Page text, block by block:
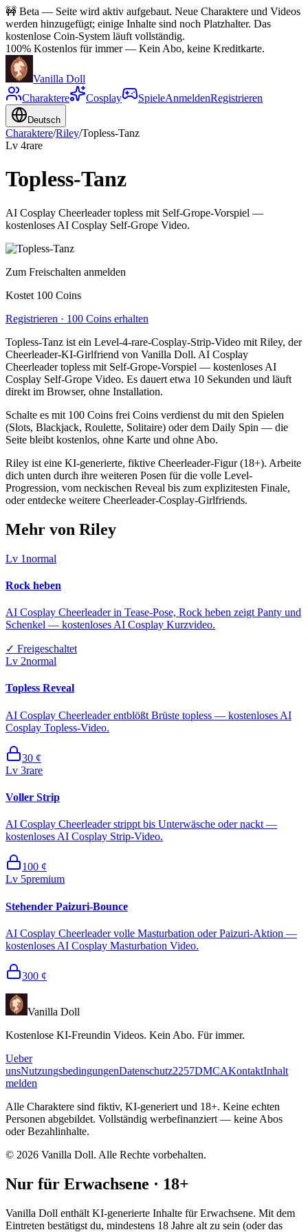
🚧 Beta — Seite wird aktiv aufgebaut. Neue Charaktere und Videos
werden hinzugefügt; einige Inhalte sind noch Platzhalter. Das
kostenlose Coin-System läuft vollständig.
100% Kostenlos für immer— Kein Abo, keine Kreditkarte.
Vanilla Doll
Charaktere
Cosplay SpieleAnmeldenRegistrieren
Deutsch
Charaktere/Riley/Topless-Tanz
Lv 4rare
Topless-Tanz
AI Cosplay Cheerleader topless mit Self-Grope-Vorspiel —
kostenloses AI Cosplay Self-Grope Video.
Zum Freischalten anmelden
Kostet 100 Coins
Registrieren · 100 Coins erhalten
Topless-Tanz ist ein Level-4-rare-Cosplay-Strip-Video mit Riley, der
Cheerleader-KI-Girlfriend von Vanilla Doll. AI Cosplay
Cheerleader topless mit Self-Grope-Vorspiel — kostenloses AI
Cosplay Self-Grope Video. Es dauert etwa 10 Sekunden und läuft
direkt im Browser, ohne Installation.
Schalte es mit 100 Coins frei Coins verdienst du mit den Spielen
(Slots, Blackjack, Roulette, Solitaire) oder dem Daily Spin — die
Seite bleibt kostenlos, ohne Karte und ohne Abo.
Riley ist eine KI-generierte, fiktive Cheerleader-Figur (18+). Arbeite
dich unten durch ihre weiteren Posen für die volle Level-
Progression, vom neckischen Reveal bis zum explizitesten Finale,
oder entdecke weitere Cheerleader-Cosplay-Girlfriends.
Mehr von Riley
Lv 1normal
Rock heben
AI Cosplay Cheerleader in Tease-Pose, Rock heben zeigt Panty und
Schenkel — kostenloses AI Cosplay Kurzvideo.
✓ Freigeschaltet
Lv 2normal
Topless Reveal
AI Cosplay Cheerleader entblößt Brüste topless — kostenloses AI
Cosplay Topless-Video.
30 ¢
Lv 3rare
Voller Strip
AI Cosplay Cheerleader strippt bis Unterwäsche oder nackt —
kostenloses AI Cosplay Strip-Video.
100 ¢
Lv 5premium
Stehender Paizuri-Bounce
AI Cosplay Cheerleader volle Masturbation oder Paizuri-Aktion —
kostenloses AI Cosplay Masturbation Video.
300 ¢
Vanilla Doll
Kostenlose KI-Freundin Videos. Kein Abo. Für immer.
Ueber
unsNutzungsbedingungenDatenschutz2257DMCAKontaktInhalt
melden
Alle Charaktere sind fiktiv, KI-generiert und 18+. Keine echten
Personen abgebildet. Vollständig werbefinanziert — keine Abos
oder Bezahlinhalte.
© 2026 Vanilla Doll. Alle Rechte vorbehalten.
Nur für Erwachsene · 18+
Vanilla Doll enthält KI-generierte Inhalte für Erwachsene. Mit dem
Eintreten bestätigst du, mindestens 18 Jahre alt zu sein (oder das